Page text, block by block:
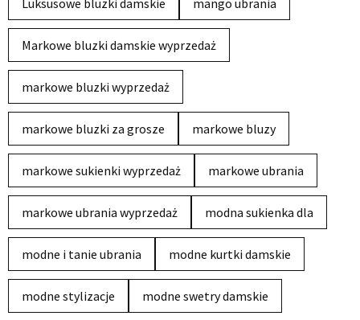
Luksusowe bluzki damskie mango ubrania
Markowe bluzki damskie wyprzedaż
markowe bluzki wyprzedaż
markowe bluzki za grosze markowe bluzy
markowe sukienki wyprzedaż markowe ubrania
markowe ubrania wyprzedaż modna sukienka dla
modne i tanie ubrania modne kurtki damskie
modne stylizacje modne swetry damskie